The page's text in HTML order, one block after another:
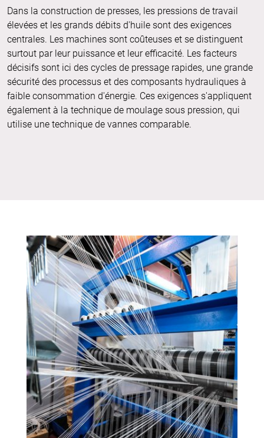
Dans la construction de presses, les pressions de travail
élevées et les grands débits d'huile sont des exigences
centrales. Les machines sont coûteuses et se distinguent
surtout par leur puissance et leur efficacité. Les facteurs
décisifs sont ici des cycles de pressage rapides, une grande
sécurité des processus et des composants hydrauliques à
faible consommation d'énergie. Ces exigences s'appliquent
également à la technique de moulage sous pression, qui
utilise une technique de vannes comparable.